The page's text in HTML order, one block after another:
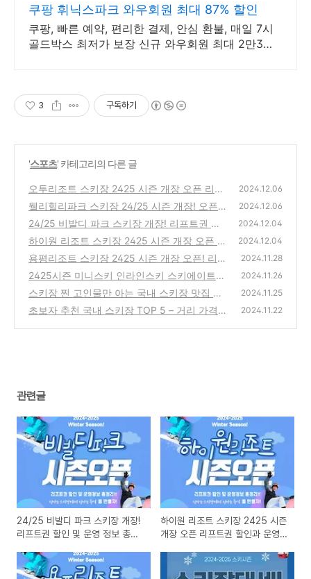
쿠팡 휘닉스파크 와우회원 최대 87% 할인
쿠팡, 빠른 예약, 편리한 결제, 안심 환불, 매일 7시
골드박스 최저가 보장 신규 와우회원 최대 2만3천
3 구독하기
'스포츠' 카테고리의 다른 글
오투리조트 스키장 2425 시즌 개장 오픈 리프
트권 무료 이벤트 및 운영 정보 총정리
(0)
2024.12.06
웰리힐리파크 스키장 24/25 시즌 개장! 오픈
정보 및 생일자 무료 할인 혜택 총정리
(0)
2024.12.06
24/25 비발디 파크 스키장 개장! 리프트권 할
인 및 운영 정보 총정리
(4)
2024.12.04
하이원 리조트 스키장 2425 시즌 개장 오픈 리
프트권 할인과 운영 시간 정보 총정리
(1)
2024.12.04
용평리조트 스키장 2425 시즌 개장 오픈! 리프
트권 할인과 운영 시간 정보 총정리
(0)
2024.11.28
2425시즌 미니스키 인라인스키 스키에이트
렌탈 강습 추천스키장
(1)
2024.11.26
스키장 찐 고인물만 아는 국내 스키장 맛집 TO
P5 - 2425시즌 방문 필수!
(4)
2024.11.25
초보자 추천 국내 스키장 TOP 5 – 거리 가격
2024.11.22
관련글
24/25 비발디 파크 스키장 개장!
리프트권 할인 및 운영 정보 총정
하이원 리조트 스키장 2425 시즌
개장 오픈 리프트권 할인과 운영